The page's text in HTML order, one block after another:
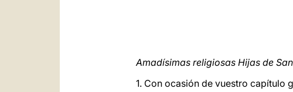
Amadísimas religiosas Hijas de
1. Con ocasión de vuestro capítulo